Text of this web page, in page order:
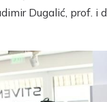
Dugalić, prof.